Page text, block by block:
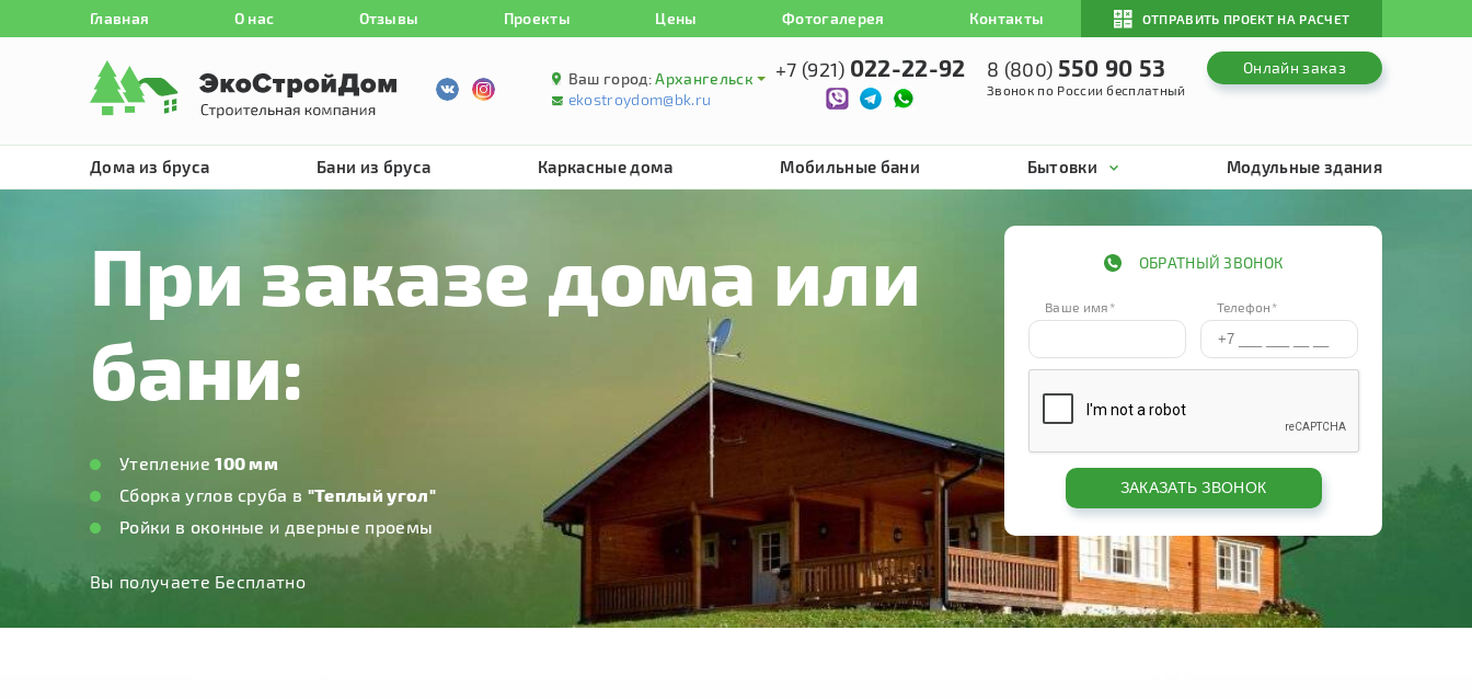
Главная О нас Отзывы Проекты Цены Фотогалерея Контакты ОТПРАВИТЬ ПРОЕКТ НА РАСЧЕТ
Ваш город:Архангельск
ekostroydom@bk.ru
+7 (921) 022-22-92 8 (800) 550 90 53
Звонок по России бесплатный
Онлайн заказ
Дома из бруса Бани из бруса Каркасные дома Мобильные бани Бытовки Модульные здания
ОБРАТНЫЙ ЗВОНОК
Ваше имя* Телефон*